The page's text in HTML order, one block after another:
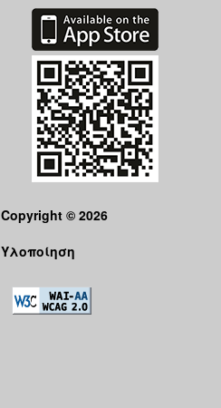
Copyright © 2026
Υλοποίηση